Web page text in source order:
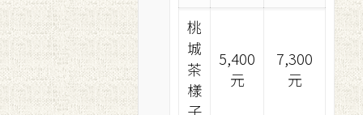
桃
城
茶
樣
5,400
元
7,300
元